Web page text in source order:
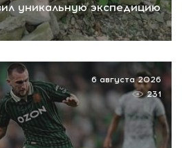
уникальную экспедицию
6 августа 2026
231